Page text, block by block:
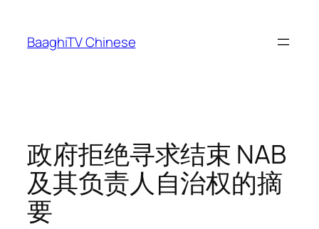
content
BaaghiTV Chinese
政府拒绝寻求结束 NAB
及其负责人自治权的摘
要